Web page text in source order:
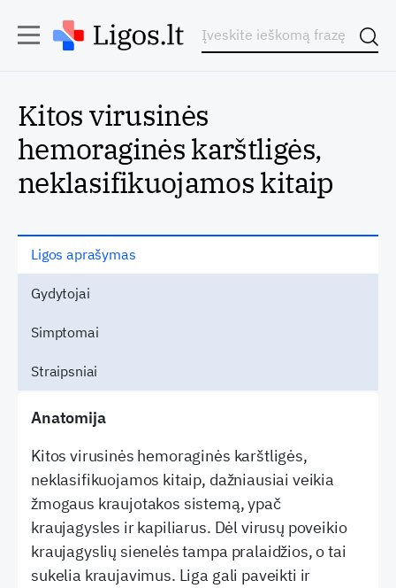
Kitos virusinės
hemoraginės karštligės,
neklasifikuojamos kitaip
Ligos aprašymas
Gydytojai
Simptomai
Straipsniai
Anatomija
Kitos virusinės hemoraginės karštligės,
neklasifikuojamos kitaip, dažniausiai veikia
žmogaus kraujotakos sistemą, ypač
kraujagysles ir kapiliarus. Dėl virusų poveikio
kraujagyslių sienelės tampa pralaidžios, o tai
sukelia kraujavimus. Liga gali paveikti ir